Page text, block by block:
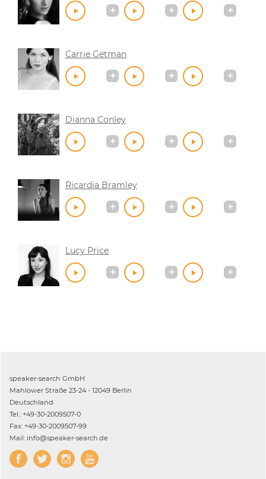
Carrie Getman
Dianna Conley
Ricardia Bramley
Lucy Price
speaker-search GmbH
Mahlower Straße 23-24 - 12049 Berlin
Deutschland
Tel.: +49-30-2009507-0
Fax: +49-30-2009507-99
Mail: info@speaker-search.de